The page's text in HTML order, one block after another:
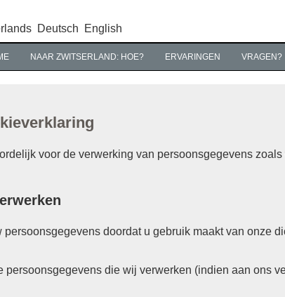
NAAR ZWITSERLAND: HOE? ERVARINGEN VRAGEN?
Deutsch English
voor de verwerking van persoonsgegevens
persoonsgegevens doordat u gebruik maakt van onze
persoonsgegevens die wij verwerken (indien aan ons